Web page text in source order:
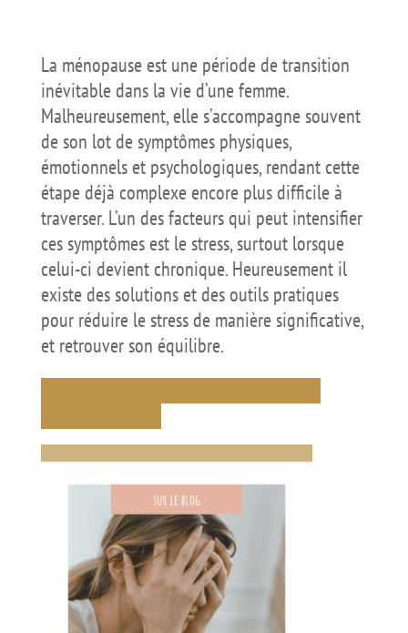
La ménopause est une période de transition
inévitable dans la vie d’une femme.
Malheureusement, elle s’accompagne souvent
de son lot de symptômes physiques,
émotionnels et psychologiques, rendant cette
étape déjà complexe encore plus difficile à
traverser. L’un des facteurs qui peut intensifier
ces symptômes est le stress, surtout lorsque
celui-ci devient chronique. Heureusement il
existe des solutions et des outils pratiques
pour réduire le stress de manière significative,
et retrouver son équilibre.